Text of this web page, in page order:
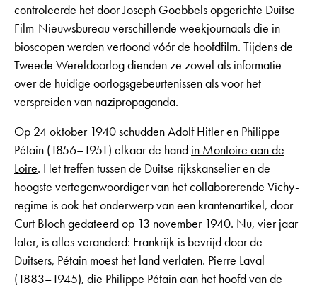
controleerde het door Joseph Goebbels opgerichte Duitse
Film-Nieuwsbureau verschillende weekjournaals die in
bioscopen werden vertoond vóór de hoofdfilm. Tijdens de
Tweede Wereldoorlog dienden ze zowel als informatie
over de huidige oorlogsgebeurtenissen als voor het
verspreiden van nazipropaganda.
Op 24 oktober 1940 schudden Adolf Hitler en Philippe
Pétain (1856–1951) elkaar de hand in Montoire aan de
Loire. Het treffen tussen de Duitse rijkskanselier en de
hoogste vertegenwoordiger van het collaborerende Vichy-
regime is ook het onderwerp van een krantenartikel, door
Curt Bloch gedateerd op 13 november 1940. Nu, vier jaar
later, is alles veranderd: Frankrijk is bevrijd door de
Duitsers, Pétain moest het land verlaten. Pierre Laval
(1883–1945), die Philippe Pétain aan het hoofd van de